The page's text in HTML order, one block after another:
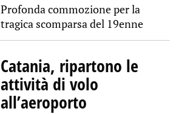
Profonda commozione per la
tragica scomparsa del 19enne
Catania, ripartono le
attività di volo
all’aeroporto